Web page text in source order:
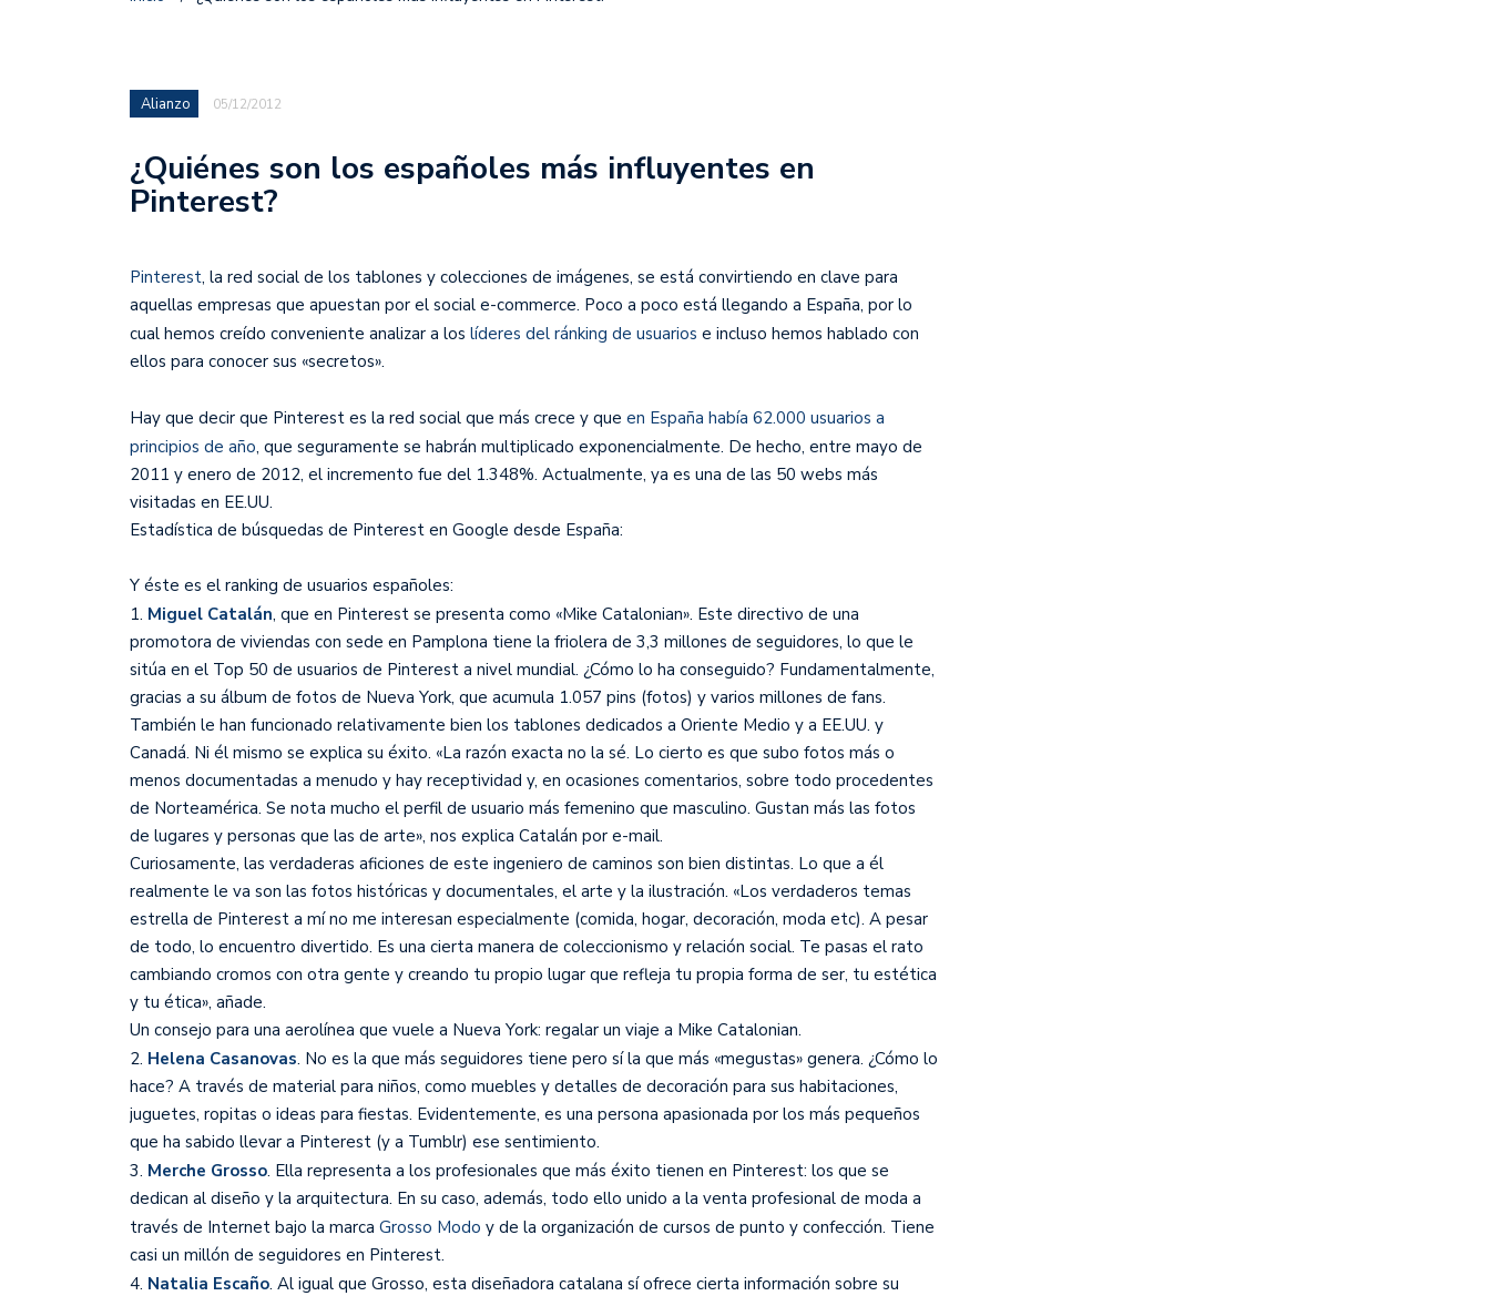
Alianzo 05/12/2012
¿Quiénes son los españoles más influyentes en
Pinterest?
Pinterest, la red social de los tablones y colecciones de imágenes, se está convirtiendo en clave para
aquellas empresas que apuestan por el social e-commerce. Poco a poco está llegando a España, por lo
cual hemos creído conveniente analizar a los líderes del ránking de usuarios e incluso hemos hablado con
ellos para conocer sus «secretos».
Hay que decir que Pinterest es la red social que más crece y que en España había 62.000 usuarios a
principios de año, que seguramente se habrán multiplicado exponencialmente. De hecho, entre mayo de
2011 y enero de 2012, el incremento fue del 1.348%. Actualmente, ya es una de las 50 webs más
visitadas en EE.UU.
Estadística de búsquedas de Pinterest en Google desde España:
Y éste es el ranking de usuarios españoles:
1. Miguel Catalán, que en Pinterest se presenta como «Mike Catalonian». Este directivo de una
promotora de viviendas con sede en Pamplona tiene la friolera de 3,3 millones de seguidores, lo que le
sitúa en el Top 50 de usuarios de Pinterest a nivel mundial. ¿Cómo lo ha conseguido? Fundamentalmente,
gracias a su álbum de fotos de Nueva York, que acumula 1.057 pins (fotos) y varios millones de fans.
También le han funcionado relativamente bien los tablones dedicados a Oriente Medio y a EE.UU. y
Canadá. Ni él mismo se explica su éxito. «La razón exacta no la sé. Lo cierto es que subo fotos más o
menos documentadas a menudo y hay receptividad y, en ocasiones comentarios, sobre todo procedentes
de Norteamérica. Se nota mucho el perfil de usuario más femenino que masculino. Gustan más las fotos
de lugares y personas que las de arte», nos explica Catalán por e-mail.
Curiosamente, las verdaderas aficiones de este ingeniero de caminos son bien distintas. Lo que a él
realmente le va son las fotos históricas y documentales, el arte y la ilustración. «Los verdaderos temas
estrella de Pinterest a mí no me interesan especialmente (comida, hogar, decoración, moda etc). A pesar
de todo, lo encuentro divertido. Es una cierta manera de coleccionismo y relación social. Te pasas el rato
cambiando cromos con otra gente y creando tu propio lugar que refleja tu propia forma de ser, tu estética
y tu ética», añade.
Un consejo para una aerolínea que vuele a Nueva York: regalar un viaje a Mike Catalonian.
2. Helena Casanovas. No es la que más seguidores tiene pero sí la que más «megustas» genera. ¿Cómo lo
hace? A través de material para niños, como muebles y detalles de decoración para sus habitaciones,
juguetes, ropitas o ideas para fiestas. Evidentemente, es una persona apasionada por los más pequeños
que ha sabido llevar a Pinterest (y a Tumblr) ese sentimiento.
3. Merche Grosso. Ella representa a los profesionales que más éxito tienen en Pinterest: los que se
dedican al diseño y la arquitectura. En su caso, además, todo ello unido a la venta profesional de moda a
través de Internet bajo la marca Grosso Modo y de la organización de cursos de punto y confección. Tiene
casi un millón de seguidores en Pinterest.
4. Natalia Escaño. Al igual que Grosso, esta diseñadora catalana sí ofrece cierta información sobre su